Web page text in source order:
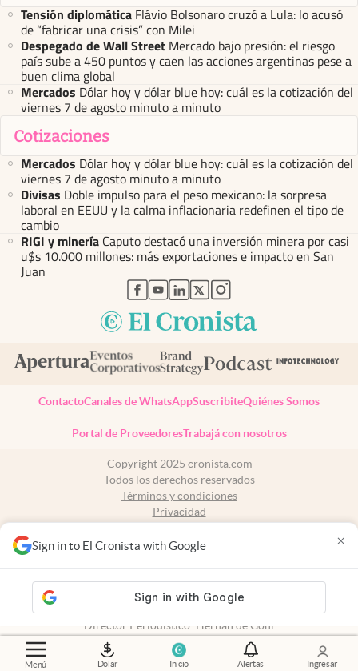
Menú Dolar Inicio Alertas Ingresar
Sign in to El Cronista with Google ×
Tensión diplomática Flávio Bolsonaro cruzó a Lula: lo acusó
de “fabricar una crisis” con Milei
Despegado de Wall Street Mercado bajo presión: el riesgo
país sube a 450 puntos y caen las acciones argentinas pese a
buen clima global
Mercados Dólar hoy y dólar blue hoy: cuál es la cotización del
viernes 7 de agosto minuto a minuto
Cotizaciones
Mercados Dólar hoy y dólar blue hoy: cuál es la cotización del
viernes 7 de agosto minuto a minuto
Divisas Doble impulso para el peso mexicano: la sorpresa
laboral en EEUU y la calma inflacionaria redefinen el tipo de
cambio
RIGI y minería Caputo destacó una inversión minera por casi
u$s 10.000 millones: más exportaciones e impacto en San
Juan
abre en nueva pestaña
abre en nueva pestaña
abre en nueva pestaña
abre en nueva pestaña
abre en nueva pestaña
ContactoCanales de WhatsAppSuscribiteQuiénes Somos
Portal de ProveedoresTrabajá con nosotros
Copyright 2025 cronista.com
Todos los derechos reservados
Términos y condiciones
Privacidad
Tel: +54 11 7078-3270
propiedad intelectual: 56576959
N° de edición: 10.950 - 7 de agosto de 2026
Director Periodístico: Hernán de Goñi